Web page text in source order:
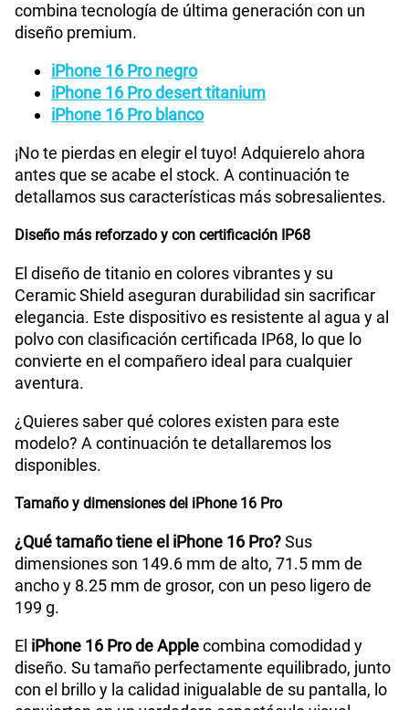
combina tecnología de última generación con un
diseño premium.
iPhone 16 Pro negro
iPhone 16 Pro desert titanium
iPhone 16 Pro blanco
¡No te pierdas en elegir el tuyo! Adquierelo ahora
antes que se acabe el stock. A continuación te
detallamos sus características más sobresalientes.
Diseño más reforzado y con certificación IP68
El diseño de titanio en colores vibrantes y su
Ceramic Shield aseguran durabilidad sin sacrificar
elegancia. Este dispositivo es resistente al agua y al
polvo con clasificación certificada IP68, lo que lo
convierte en el compañero ideal para cualquier
aventura.
¿Quieres saber qué colores existen para este
modelo? A continuación te detallaremos los
disponibles.
Tamaño y dimensiones del iPhone 16 Pro
¿Qué tamaño tiene el iPhone 16 Pro?Sus
dimensiones son 149.6 mm de alto, 71.5 mm de
ancho y 8.25 mm de grosor, con un peso ligero de
199 g.
El iPhone 16 Pro de Applecombina comodidad y
diseño. Su tamaño perfectamente equilibrado, junto
con el brillo y la calidad inigualable de su pantalla, lo